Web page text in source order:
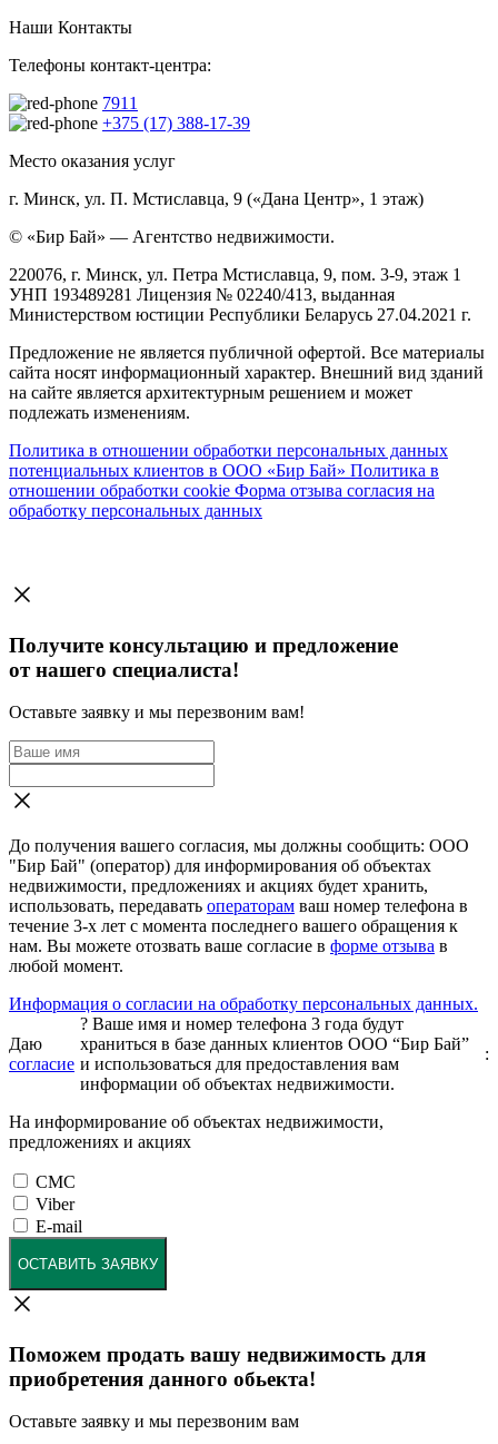
Наши Контакты
Телефоны контакт-центра:
7911
+375 (17) 388-17-39
Место оказания услуг
г. Минск, ул. П. Мстиславца, 9 («Дана Центр», 1 этаж)
© «Бир Бай» — Агентство недвижимости.
220076, г. Минск, ул. Петра Мстиславца, 9, пом. 3-9, этаж 1
УНП 193489281 Лицензия № 02240/413, выданная
Министерством юстиции Республики Беларусь 27.04.2021 г.
Предложение не является публичной офертой. Все материалы
сайта носят информационный характер. Внешний вид зданий
на сайте является архитектурным решением и может
подлежать изменениям.
Политика в отношении обработки персональных данных
потенциальных клиентов в ООО «Бир Бай» Политика в
отношении обработки cookie Форма отзыва согласия на
обработку персональных данных
Получите консультацию и предложение
от нашего специалиста!
Оставьте заявку и мы перезвоним вам!
До получения вашего согласия, мы должны сообщить: ООО
"Бир Бай" (оператор) для информирования об объектах
недвижимости, предложениях и акциях будет хранить,
использовать, передавать операторам ваш номер телефона в
течение 3-х лет с момента последнего вашего обращения к
нам. Вы можете отозвать ваше согласие в форме отзыва в
любой момент.
Информация о согласии на обработку персональных данных.
Даю
согласие
? Ваше имя и номер телефона 3 года будут
храниться в базе данных клиентов ООО “Бир Бай”
и использоваться для предоставления вам
информации об объектах недвижимости.
:
На информирование об объектах недвижимости,
предложениях и акциях
СМС
Viber
E-mail
ОСТАВИТЬ ЗАЯВКУ
Поможем продать вашу недвижимость для
приобретения данного обьекта!
Оставьте заявку и мы перезвоним вам